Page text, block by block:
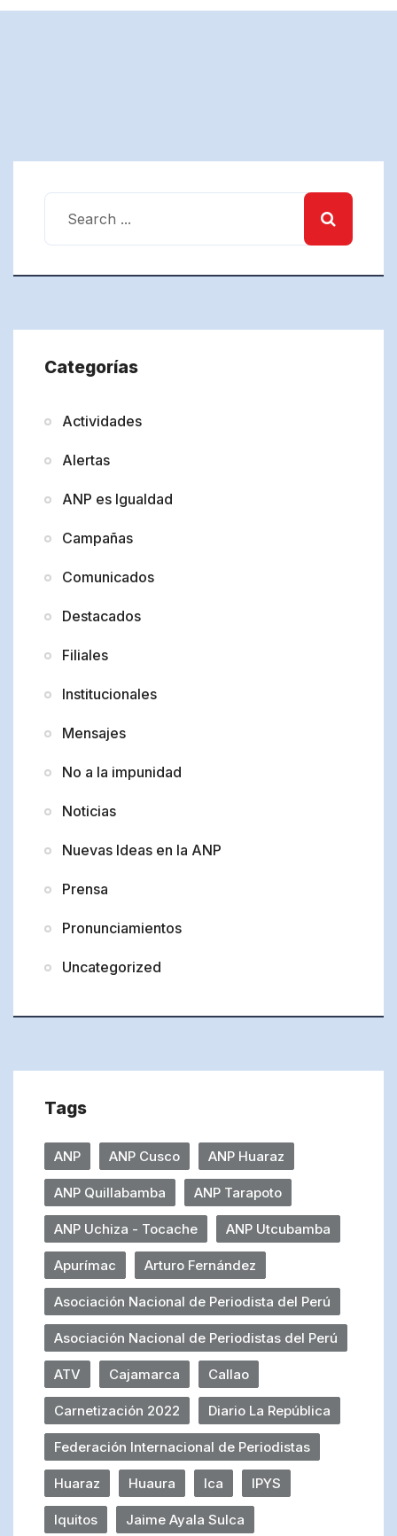
Categorías
Actividades
Alertas
ANP es Igualdad
Campañas
Comunicados
Destacados
Filiales
Institucionales
Mensajes
No a la impunidad
Noticias
Nuevas Ideas en la ANP
Prensa
Pronunciamientos
Uncategorized
Tags
ANP ANP Cusco ANP Huaraz
ANP Quillabamba ANP Tarapoto
ANP Uchiza - Tocache ANP Utcubamba
Apurímac Arturo Fernández
Asociación Nacional de Periodista del Perú
Asociación Nacional de Periodistas del Perú
ATV Cajamarca Callao
Carnetización 2022 Diario La República
Federación Internacional de Periodistas
Huaraz Huaura Ica IPYS
Iquitos Jaime Ayala Sulca